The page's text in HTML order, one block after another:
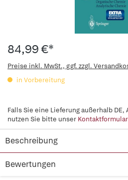
84,99 €*
Preise inkl. MwSt., ggf. zzgl.
in Vorbereitung
Falls Sie eine Lieferung außerhalb DE,
nutzen Sie bitte unser Kontaktformular
Beschreibung
Bewertungen